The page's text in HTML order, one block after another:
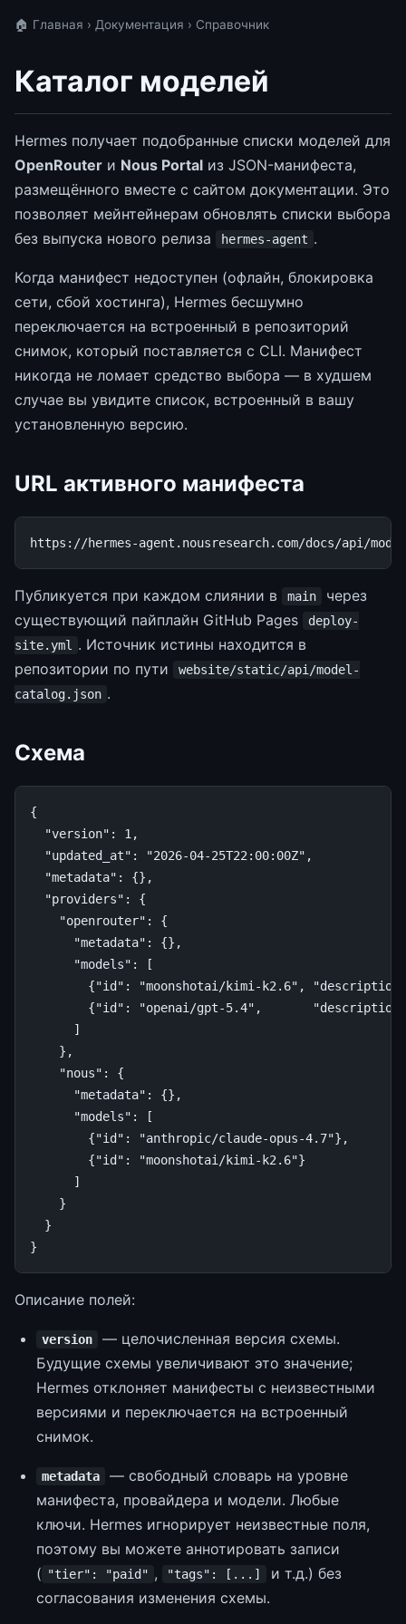
🏠 Главная › Документация › Справочник
Каталог моделей
Hermes получает подобранные списки моделей для
OpenRouter и Nous Portal из JSON-манифеста,
размещённого вместе с сайтом документации. Это
позволяет мейнтейнерам обновлять списки выбора
без выпуска нового релиза
hermes-agent .
Когда манифест недоступен (офлайн, блокировка
сети, сбой хостинга), Hermes бесшумно
переключается на встроенный в репозиторий
снимок, который поставляется с CLI. Манифест
никогда не ломает средство выбора — в худшем
случае вы увидите список, встроенный в вашу
установленную версию.
URL активного манифеста
Публикуется при каждом слиянии в main
через
существующий пайплайн GitHub Pages
deploy-
site.yml
. Источник истины находится в
репозитории по пути
website/static/api/model-
catalog.json .
Схема
{
"version" : 1 ,
"updated_at" : "2026-04-25T22:00:00Z" ,
"metadata" :
{},
"providers" :
{
"openrouter" :
{
"metadata" :
{},
"models" :
[
{"id" : "moonshotai/kimi-k2.6" ,
"description"
{"id" : "openai/gpt-5.4" ,
"description"
]
},
"nous" :
{
"metadata" :
{},
"models" :
[
{"id" : "anthropic/claude-opus-4.7"},
{"id" : "moonshotai/kimi-k2.6"}
]
}
}
}
Описание полей:
version
— целочисленная версия схемы.
Будущие схемы увеличивают это значение;
Hermes отклоняет манифесты с неизвестными
версиями и переключается на встроенный
снимок.
metadata
— свободный словарь на уровне
манифеста, провайдера и модели. Любые
ключи. Hermes игнорирует неизвестные поля,
поэтому вы можете аннотировать записи
( "tier": "paid" , "tags": [...]
и т.д.) без
согласования изменения схемы.